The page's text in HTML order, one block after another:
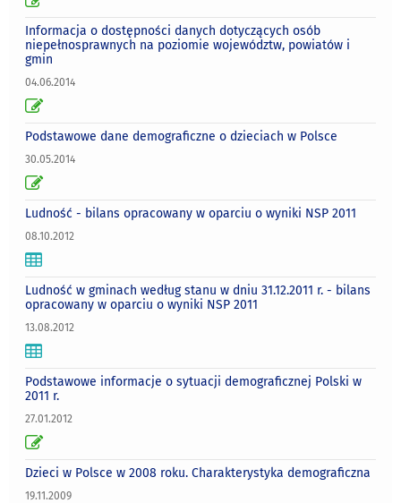
Informacja o dostępności danych dotyczących osób
niepełnosprawnych na poziomie województw, powiatów i
gmin
04.06.2014
Podstawowe dane demograficzne o dzieciach w Polsce
30.05.2014
Ludność - bilans opracowany w oparciu o wyniki NSP 2011
08.10.2012
Ludność w gminach według stanu w dniu 31.12.2011 r. - bilans
opracowany w oparciu o wyniki NSP 2011
13.08.2012
Podstawowe informacje o sytuacji demograficznej Polski w
2011 r.
27.01.2012
Dzieci w Polsce w 2008 roku. Charakterystyka demograficzna
19.11.2009